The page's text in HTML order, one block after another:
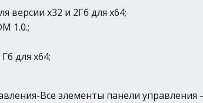
х32 и 2Гб для х64;
1.0.;
для х64;
Все элементы панели управления